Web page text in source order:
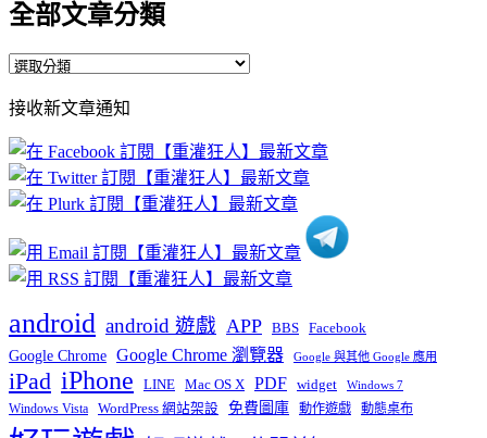
全部文章分類
全
文
章
分
類
接收新文章通知
android android 遊戲 APP BBS Facebook
Google Chrome Google Chrome 瀏覽器 Google 與其他 Google 應用
iPad iPhone LINE Mac OS X PDF widget Windows 7
Windows Vista WordPress 網站架設 免費圖庫 動作遊戲 動態桌布